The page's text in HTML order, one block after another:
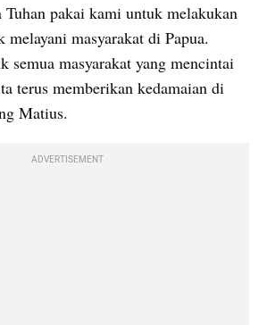
Tuhan pakai kami untuk melakukan
masyarakat di Papua.
semua masyarakat yang mencintai
terus memberikan kedamaian di
Matius.
ADVERTISEMENT